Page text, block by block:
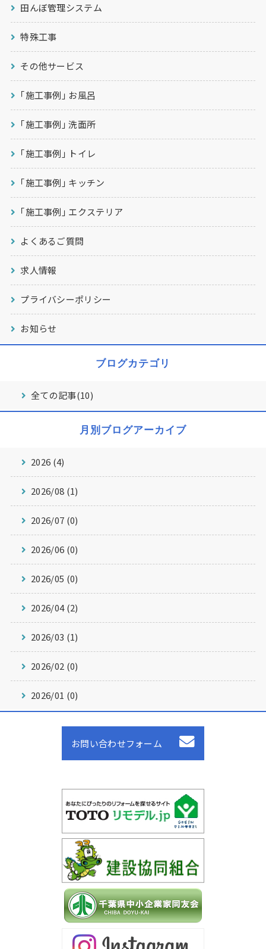
田んぼ管理システム
特殊工事
その他サービス
｢施工事例｣ お風呂
｢施工事例｣ 洗面所
｢施工事例｣ トイレ
｢施工事例｣ キッチン
｢施工事例｣ エクステリア
よくあるご質問
求人情報
プライバシーポリシー
お知らせ
ブログカテゴリ
全ての記事(10)
月別ブログアーカイブ
2026 (4)
2026/08 (1)
2026/07 (0)
2026/06 (0)
2026/05 (0)
2026/04 (2)
2026/03 (1)
2026/02 (0)
2026/01 (0)
お問い合わせフォーム